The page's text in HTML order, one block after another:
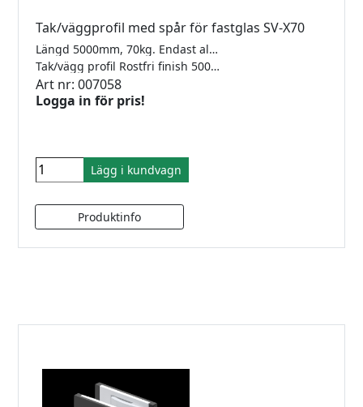
Tak/väggprofil med spår för fastglas SV-X70
Längd 5000mm, 70kg. Endast aluminiumprofil, komplettera med nödvändiga beslag.
Tak/vägg profil Rostfri finish 5000mm
Art nr: 007058
Logga in för pris!
Lägg i kundvagn